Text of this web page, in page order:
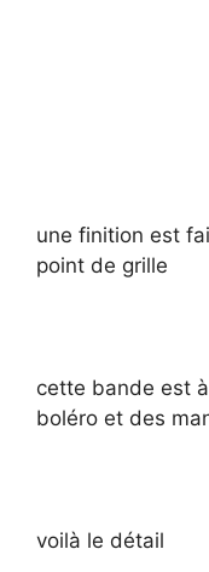
une finition est
point de grille
cette bande est
boléro et des
voilà le détail